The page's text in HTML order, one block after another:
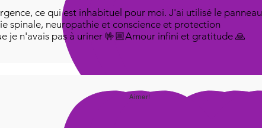
ce qui est inhabituel pour moi. J'ai utilisé le panneau
spinale, neuropathie et conscience et protection
je n'avais pas à uriner 🤟🏼Amour infini et gratitude 🙏
Aimer!